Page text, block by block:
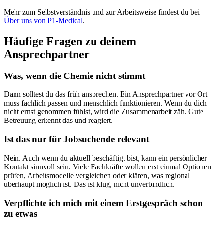
Mehr zum Selbstverständnis und zur Arbeitsweise findest du bei
Über uns von P1-Medical.
Häufige Fragen zu deinem
Ansprechpartner
Was, wenn die Chemie nicht stimmt
Dann solltest du das früh ansprechen. Ein Ansprechpartner vor Ort
muss fachlich passen und menschlich funktionieren. Wenn du dich
nicht ernst genommen fühlst, wird die Zusammenarbeit zäh. Gute
Betreuung erkennt das und reagiert.
Ist das nur für Jobsuchende relevant
Nein. Auch wenn du aktuell beschäftigt bist, kann ein persönlicher
Kontakt sinnvoll sein. Viele Fachkräfte wollen erst einmal Optionen
prüfen, Arbeitsmodelle vergleichen oder klären, was regional
überhaupt möglich ist. Das ist klug, nicht unverbindlich.
Verpflichte ich mich mit einem Erstgespräch schon
zu etwas